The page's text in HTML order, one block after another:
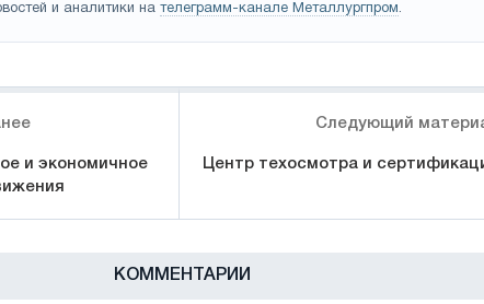
и аналитики на телеграмм-канале Металлургпром.
и экономичное
Следующий
Центр техосмотра и
КОММЕНТАРИИ